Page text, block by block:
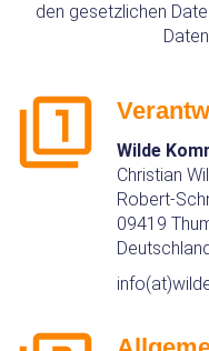
den gesetzlichen
Wilde
Christian
Robert-
09419